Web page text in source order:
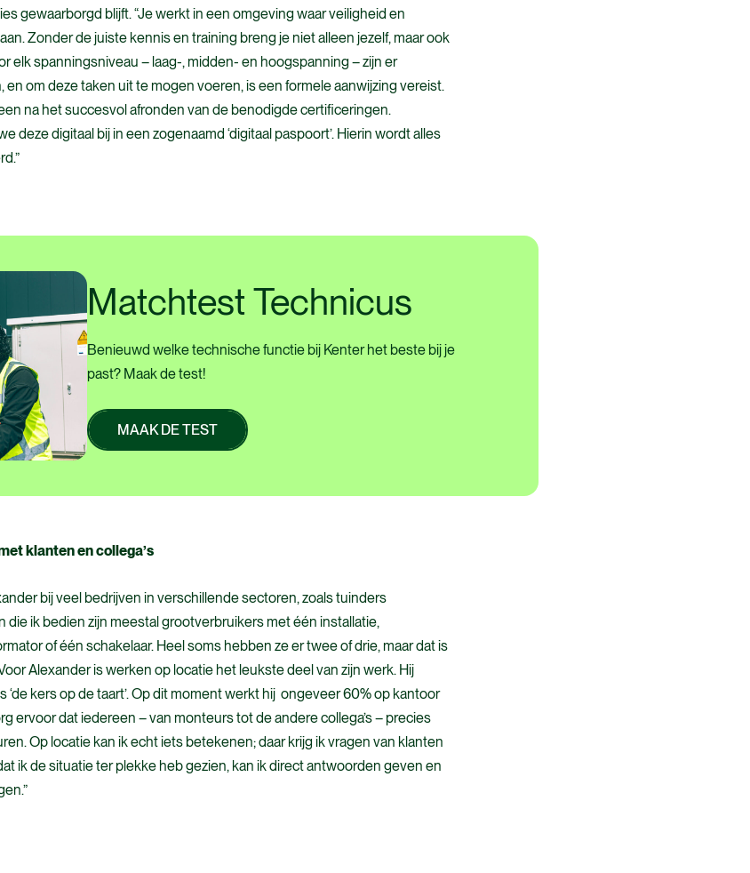
gewaarborgd blijft. “Je werkt in een omgeving waar veiligheid en
Zonder de juiste kennis en training breng je niet alleen jezelf, maar ook
elk spanningsniveau – laag-, midden- en hoogspanning – zijn er
om deze taken uit te mogen voeren, is een formele aanwijzing vereist.
na het succesvol afronden van de benodigde certificeringen.
deze digitaal bij in een zogenaamd ‘digitaal paspoort’. Hierin wordt alles
Matchtest Technicus
Benieuwd welke technische functie bij Kenter het beste bij je
past? Maak de test!
MAAK DE TEST
klanten en collega’s
bij veel bedrijven in verschillende sectoren, zoals tuinders
die ik bedien zijn meestal grootverbruikers met één installatie,
of één schakelaar. Heel soms hebben ze er twee of drie, maar dat is
Alexander is werken op locatie het leukste deel van zijn werk. Hij
‘de kers op de taart’. Op dit moment werkt hij ongeveer 60% op kantoor
ervoor dat iedereen – van monteurs tot de andere collega’s – precies
Op locatie kan ik echt iets betekenen; daar krijg ik vragen van klanten
ik de situatie ter plekke heb gezien, kan ik direct antwoorden geven en